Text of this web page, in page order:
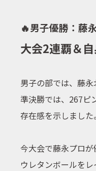
🔥男子優勝：藤
大会2連覇＆
男子の部では、藤永
準決勝では、267ピ
存在感を示しました。
今大会で藤永プロが
ウレタンボールを